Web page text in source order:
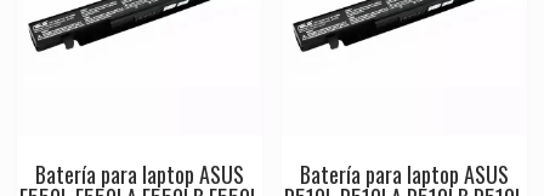
Batería para laptop ASUS Batería para laptop ASUS